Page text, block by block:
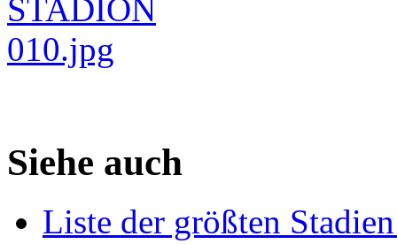
Siehe auch
Liste der größten